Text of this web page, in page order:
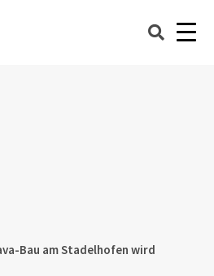
Bau am Stadelhofen wird